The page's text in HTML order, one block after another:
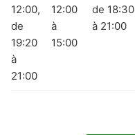
12:00,
de
19:20
à
21:00
12:00
à
15:00
de 18:30
à 21:00